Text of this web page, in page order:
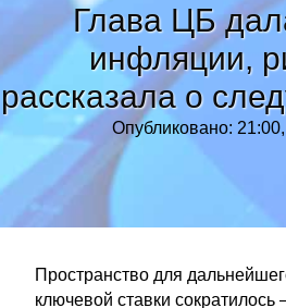
Глава ЦБ
инфляции,
рассказала о
Опубликовано:
Пространство для
ключевой ставки сократилось
Тренды новостей
Рубрики»
Правила »
Контакт»